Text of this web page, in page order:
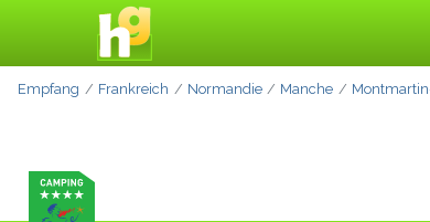
Empfang Frankreich Normandie Manche